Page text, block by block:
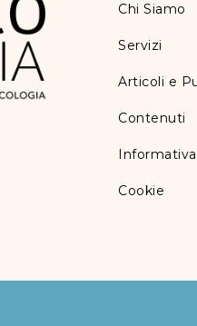
Chi Siamo
Servizi
Articoli e
Contenuti
Cookie